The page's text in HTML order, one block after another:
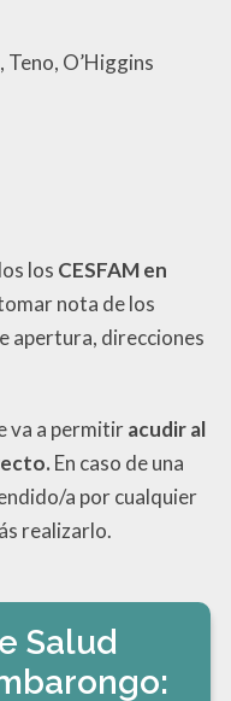
O’Higgins
los CESFAM en
nota de los
apertura, direcciones
va a permitiracudir al
En caso de una
a por cualquier
realizarlo.
Salud